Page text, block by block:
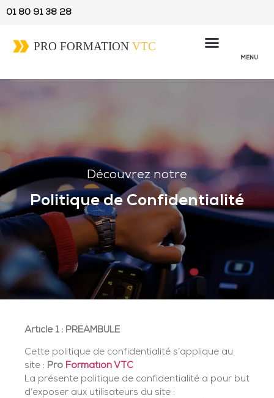
01 80 91 38 28
MENU
Découvrez notre
Politique de Confidentialité
Article 1 : PRÉAMBULE
Cette politique de confidentialité s’applique au
site : Pro Formation VTC
La présente politique de confidentialité a pour but
d’exposer aux utilisateurs du site :